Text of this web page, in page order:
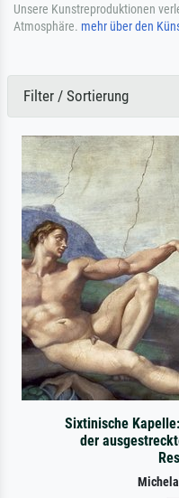
Unsere Kunstreproduktionen
Atmosphäre. mehr über den
Filter / Sortierung
Sixtinische
der